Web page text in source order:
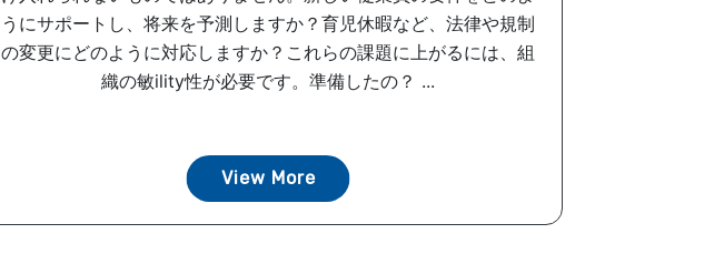
うにサポートし、将来を予測しますか？育児休暇など、法律や規制
の変更にどのように対応しますか？これらの課題に上がるには、組
織の敏ility性が必要です。準備したの？ ...
View More